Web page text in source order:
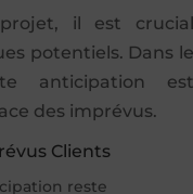
il est
potentiels. Dans
anticipation
des imprévus.
Clients
reste